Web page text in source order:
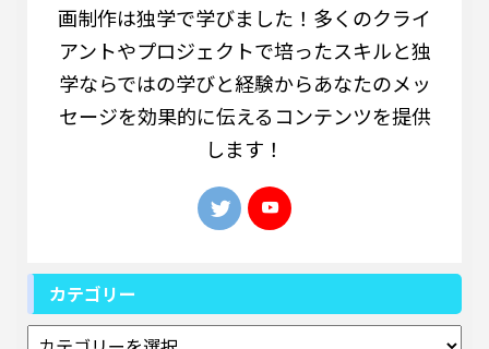
画制作は独学で学びました！多くのクライ
アントやプロジェクトで培ったスキルと独
学ならではの学びと経験からあなたのメッ
セージを効果的に伝えるコンテンツを提供
します！
カテゴリー